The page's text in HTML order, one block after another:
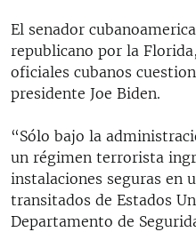
El senador
republicano por la
oficiales cubanos
presidente Joe Biden.
“Sólo bajo la
un régimen terrorista
instalaciones seguras en
transitados de Estados
Departamento de